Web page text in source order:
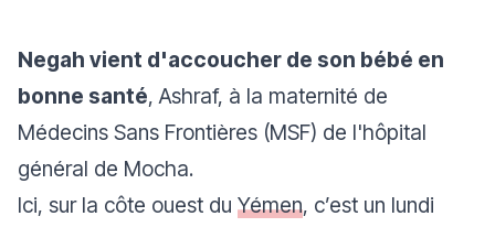
Negah vient d'accoucher de son bébé en
bonne santé, Ashraf, à la maternité de
Médecins Sans Frontières (MSF) de l'hôpital
général de Mocha.
Ici, sur la côte ouest du Yémen, c’est un lundi